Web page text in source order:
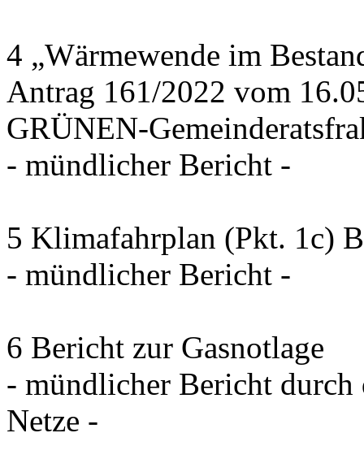
4 „Wärmewende im
Antrag 161/2022 vom
GRÜNEN-
- mündlicher Bericht -
5 Klimafahrplan (Pkt. 1c)
- mündlicher Bericht -
6 Bericht zur Gasnotlage
- mündlicher Bericht
Netze -